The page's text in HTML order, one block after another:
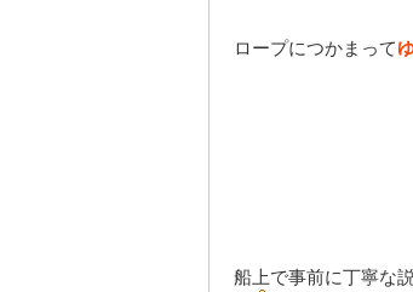
ロープにつかまって
船上で事前に丁寧な